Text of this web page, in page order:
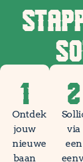
1
Ontdek
jouw
nieuwe
baan
2
via
een